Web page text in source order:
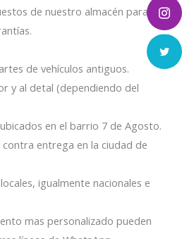
de nuestro almacén para
de vehículos antiguos.
y al detal (dependiendo del
en el barrio 7 de Agosto.
entrega en la ciudad de
igualmente nacionales e
mas personalizado pueden